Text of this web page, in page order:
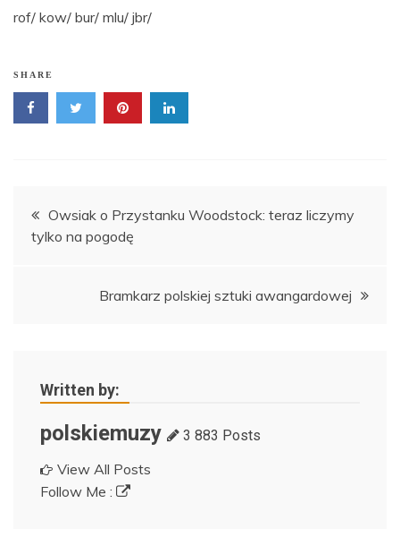
rof/ kow/ bur/ mlu/ jbr/
SHARE
Nawigacja
wpisu
Owsiak o Przystanku Woodstock: teraz liczymy
tylko na pogodę
Bramkarz polskiej sztuki awangardowej
Written by:
polskiemuzy 3 883 Posts
View All Posts
Follow Me :